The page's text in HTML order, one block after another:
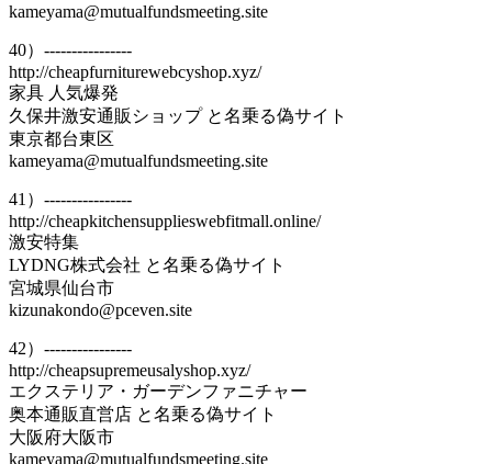
kameyama@mutualfundsmeeting.site
40）----------------
http://cheapfurniturewebcyshop.xyz/
家具 人気爆発
久保井激安通販ショップ と名乗る偽サイト
東京都台東区
kameyama@mutualfundsmeeting.site
41）----------------
http://cheapkitchensupplieswebfitmall.online/
激安特集
LYDNG株式会社 と名乗る偽サイト
宮城県仙台市
kizunakondo@pceven.site
42）----------------
http://cheapsupremeusalyshop.xyz/
エクステリア・ガーデンファニチャー
奥本通販直営店 と名乗る偽サイト
大阪府大阪市
kameyama@mutualfundsmeeting.site